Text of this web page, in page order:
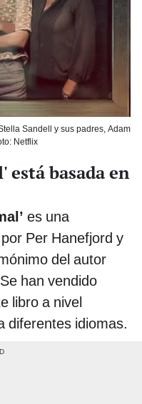
Sandell y sus padres, Adam
Netflix
basada en
es una
Per Hanefjord y
del autor
han vendido
libro a nivel
diferentes idiomas.